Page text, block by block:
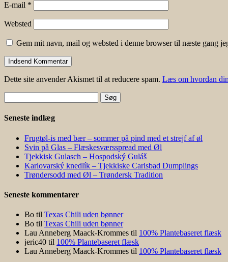
E-mail *
Websted
Gem mit navn, mail og websted i denne browser til næste gang
Dette site anvender Akismet til at reducere spam. Læs om hvordan
efter:
Seneste indlæg
Frugtøl-is med bær – sommer på pind med et strejf af øl
Svin på Glas – Flæskesværsspread med Øl
Tjekkisk Gulasch – Hospodský Guláš
Karlovarský knedlík – Tjekkiske Carlsbad Dumplings
Trøndersodd med Øl – Trøndersk Tradition
Seneste kommentarer
Bo til Texas Chili uden bønner
Bo til Texas Chili uden bønner
Lau Anneberg Maack-Krommes til 100% Plantebaseret flæsk
jeric40 til 100% Plantebaseret flæsk
Lau Anneberg Maack-Krommes til 100% Plantebaseret flæsk